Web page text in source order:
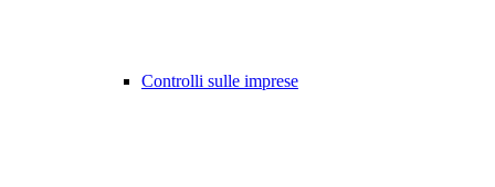
Controlli sulle imprese